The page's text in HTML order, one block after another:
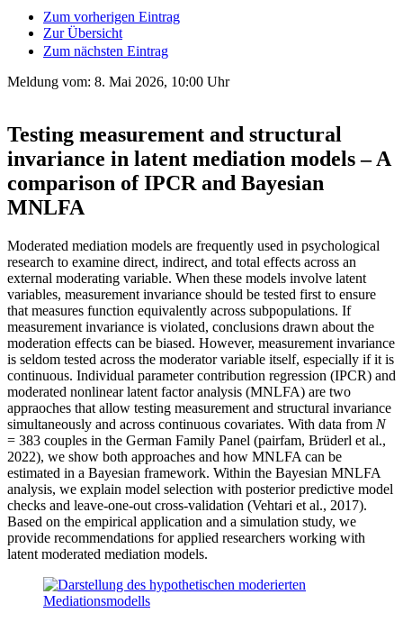
Zum vorherigen Eintrag
Zur Übersicht
Zum nächsten Eintrag
Meldung vom: 8. Mai 2026, 10:00 Uhr
Testing measurement and structural
invariance in latent mediation models – A
comparison of IPCR and Bayesian
MNLFA
Moderated mediation models are frequently used in psychological
research to examine direct, indirect, and total effects across an
external moderating variable. When these models involve latent
variables, measurement invariance should be tested first to ensure
that measures function equivalently across subpopulations. If
measurement invariance is violated, conclusions drawn about the
moderation effects can be biased. However, measurement invariance
is seldom tested across the moderator variable itself, especially if it is
continuous. Individual parameter contribution regression (IPCR) and
moderated nonlinear latent factor analysis (MNLFA) are two
appraoches that allow testing measurement and structural invariance
simultaneously and across continuous covariates. With data from N
= 383 couples in the German Family Panel (pairfam, Brüderl et al.,
2022), we show both approaches and how MNLFA can be
estimated in a Bayesian framework. Within the Bayesian MNLFA
analysis, we explain model selection with posterior predictive model
checks and leave-one-out cross-validation (Vehtari et al., 2017).
Based on the empirical application and a simulation study, we
provide recommendations for applied researchers working with
latent moderated mediation models.